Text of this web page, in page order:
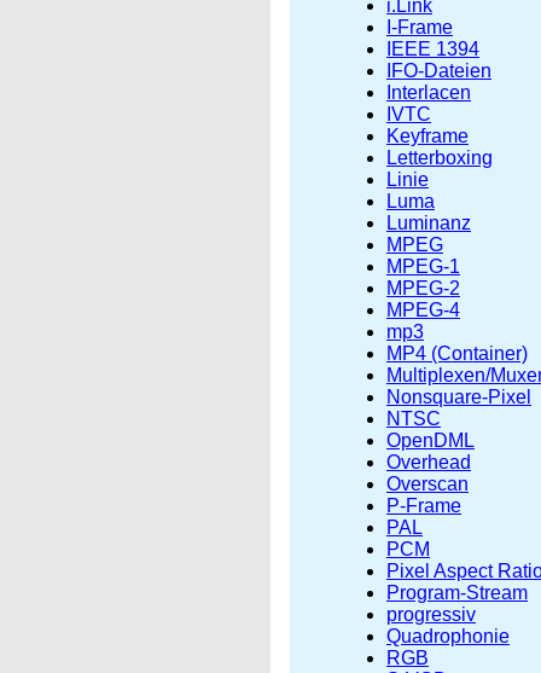
i.Link
I-Frame
IEEE 1394
IFO-Dateien
Interlacen
IVTC
Keyframe
Letterboxing
Linie
Luma
Luminanz
MPEG
MPEG-1
MPEG-2
MPEG-4
mp3
MP4 (Container)
Multiplexen/
Nonsquare-Pixel
NTSC
OpenDML
Overhead
Overscan
P-Frame
PAL
PCM
Pixel Aspect
Program-Stream
progressiv
Quadrophonie
RGB